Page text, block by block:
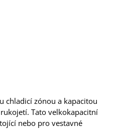
chladicí zónou a kapacitou
Tato velkokapacitní
nebo pro vestavné